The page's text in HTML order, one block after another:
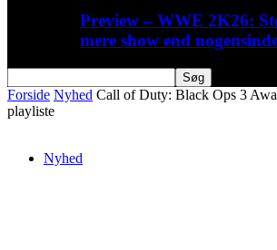
Preview – WWE 2K26:
mere show end
Forside Nyhed Call of Duty: Black Ops 3
playliste
Nyhed